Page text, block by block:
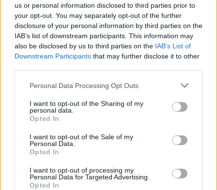
us or personal information disclosed to third parties prior to
your opt-out. You may separately opt-out of the further
disclosure of your personal information by third parties on the
IAB’s list of downstream participants. This information may
also be disclosed by us to third parties on the IAB’s List of
Downstream Participants that may further disclose it to other
Please note that this website/app uses one or more Google
not limited to your visit or usage behaviour. You may click to
grant or deny consent to Google and its third-party tags to
use your data for below specified purposes in below Google
consent section.
Personal Data Processing Opt Outs
I want to opt-out of the Sharing of my
personal data.
Opted In
I want to opt-out of the Sale of my
Personal Data.
Opted In
I want to opt-out of processing my
Personal Data for Targeted Advertising.
Opted In